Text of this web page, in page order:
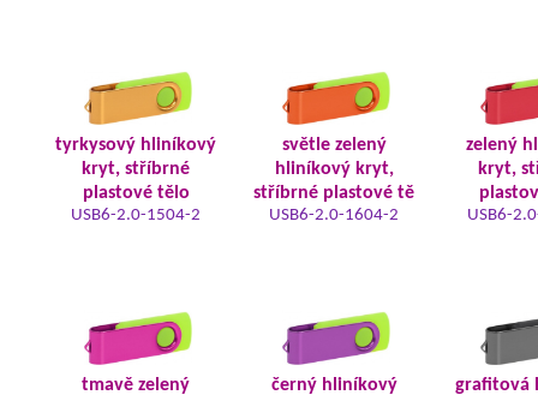
tyrkysový hliníkový
kryt, stříbrné
plastové tělo
USB6-2.0-1504-2
světle zelený
hliníkový kryt,
stříbrné plastové tě
USB6-2.0-1604-2
zelený
kryt,
USB6-
tmavě zelený
černý hliníkový
grafitová